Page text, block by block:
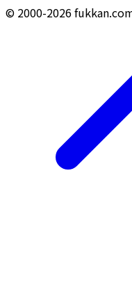
© 2000-2026